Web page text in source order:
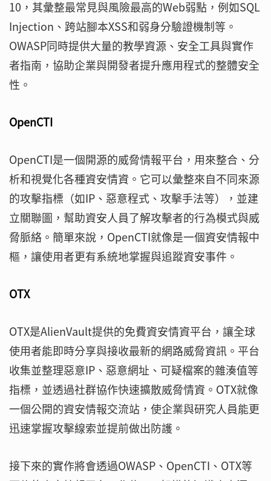
10，其彙整最常見與風險最高的Web弱點，例如SQL
Injection、跨站腳本XSS和弱身分驗證機制等。
OWASP同時提供大量的教學資源、安全工具與實作
者指南，協助企業與開發者提升應用程式的整體安全
性。
OpenCTI
OpenCTI是一個開源的威脅情報平台，用來整合、分
析和視覺化各種資安情資。它可以彙整來自不同來源
的攻擊指標（如IP、惡意程式、攻擊手法等），並建
立關聯圖，幫助資安人員了解攻擊者的行為模式與威
脅脈絡。簡單來說，OpenCTI就像是一個資安情報中
樞，讓使用者更有系統地掌握與追蹤資安事件。
OTX
OTX是AlienVault提供的免費資安情資平台，讓全球
使用者能即時分享與接收最新的網路威脅資訊。平台
收集並整理惡意IP、惡意網址、可疑檔案的雜湊值等
指標，並透過社群協作快速擴散威脅情資。OTX就像
一個公開的資安情報交流站，使企業與研究人員能更
迅速掌握攻擊線索並提前做出防護。
接下來的實作將會透過OWASP、OpenCTI、OTX等